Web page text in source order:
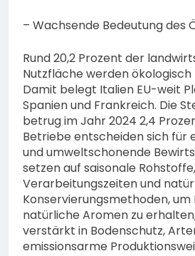
– Wachsende Bedeutung des
Rund 20,2 Prozent der
Nutzfläche werden
Damit belegt Italien EU-weit
Spanien und Frankreich. Die
betrug im Jahr 2024 2,4
Betriebe entscheiden sich für
und umweltschonende
setzen auf saisonale
Verarbeitungszeiten und
Konservierungsmethoden,
natürliche Aromen zu
verstärkt in Bodenschutz,
emissionsarme